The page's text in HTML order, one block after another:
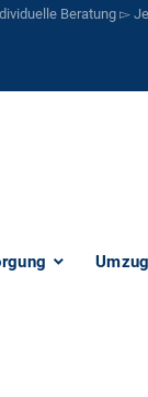
Beratung ▻
Umzug